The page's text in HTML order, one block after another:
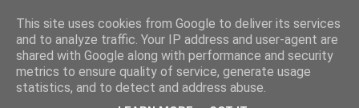
Att Skriva Filmmanus -
Bloggen
This site uses cookies from Google to deliver its services
and to analyze traffic. Your IP address and user-agent are
shared with Google along with performance and security
metrics to ensure quality of service, generate usage
statistics, and to detect and address abuse.